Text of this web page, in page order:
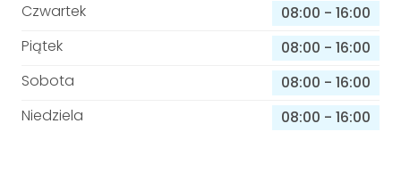
Czwartek
08:00 - 16:00
Piątek
08:00 - 16:00
Sobota
08:00 - 16:00
Niedziela
08:00 - 16:00